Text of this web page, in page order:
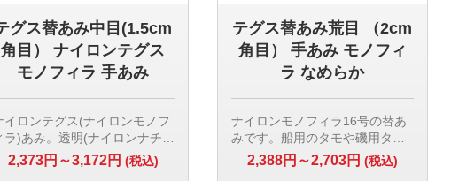
グス替あみ中目(1.5cm
角目） ナイロンテグス
モノフィラ 手あみ
イロンテグス(ナイロンモノフ
ラ)あみ。透明(ナイロンナチュ
ル色)なので魚が怯えず、すく
やすいあみです。水切れがよ
2,373円～3,172円 (税込)
テグス替あみ荒目 （2cm
角目） 手あみ モノフィ
ラ なめらか
ナイロンモノフィラ16号の替あ
みです。船用のタモや磯用タモ
のあみとして丈夫で適していま
2,388円～2,703円 (税込)